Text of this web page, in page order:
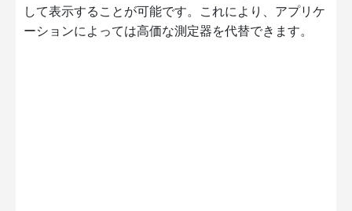
して表示することが可能です。これにより、アプリケ
ーションによっては高価な測定器を代替できます。